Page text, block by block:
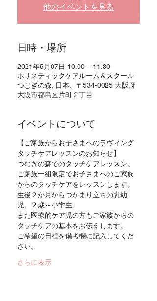
他のイベントを見る
日時・場所
2021年5月07日 10:00 – 11:30
ホリスティックケアルーム＆スクール
つむぎの森, 日本、〒534-0025 大阪府
大阪市都島区片町２丁目
イベントについて
【ご家族からお子さまへのラヴィング
タッチケアレッスンのお知らせ】
つむぎの森でのタッチケアレッスン。
ご家族一組限定でお子さまへのご家族
からのタッチケアをレッスンします。
生後２か月からつかまり立ちの乳幼
児、２歳～小学生、
また医療的ケア児の方もご家族からの
タッチケアの基本をお伝えします。
ご希望の日程を備考欄に記入してくだ
さい。
さらに表示